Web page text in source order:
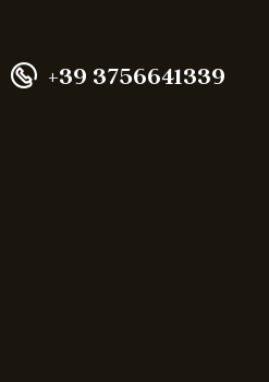
+39 3756641339